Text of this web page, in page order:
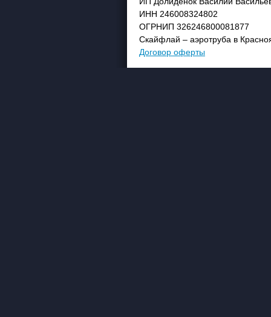
ИНН 246008324802
ОГРНИП 326246800081877
Скайфлай – аэротруба в
Договор оферты